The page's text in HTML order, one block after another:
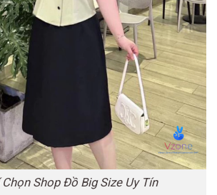
Chọn Shop Đồ Big Size Uy Tín